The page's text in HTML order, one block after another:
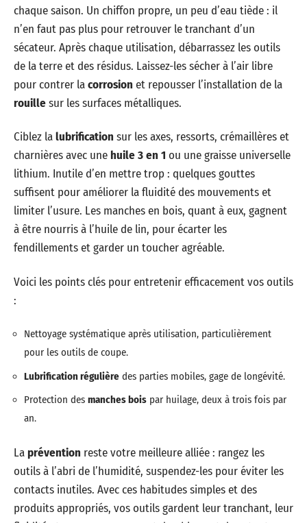
chaque saison. Un chiffon propre, un peu d’eau tiède : il
n’en faut pas plus pour retrouver le tranchant d’un
sécateur. Après chaque utilisation, débarrassez les outils
de la terre et des résidus. Laissez-les sécher à l’air libre
pour contrer lacorrosion et repousser l’installation de la
rouillesur les surfaces métalliques.
Ciblez lalubrification sur les axes, ressorts, crémaillères et
charnières avec une huile 3 en 1 ou une graisse universelle
lithium. Inutile d’en mettre trop : quelques gouttes
suffisent pour améliorer la fluidité des mouvements et
limiter l’usure. Les manches en bois, quant à eux, gagnent
à être nourris à l’huile de lin, pour écarter les
fendillements et garder un toucher agréable.
Voici les points clés pour entretenir efficacement vos outils
:
Nettoyage systématique après utilisation, particulièrement
pour les outils de coupe.
Lubrification régulière des parties mobiles, gage de longévité.
Protection des manches bois par huilage, deux à trois fois par
an.
Laprévention reste votre meilleure alliée : rangez les
outils à l’abri de l’humidité, suspendez-les pour éviter les
contacts inutiles. Avec ces habitudes simples et des
produits appropriés, vos outils gardent leur tranchant, leur